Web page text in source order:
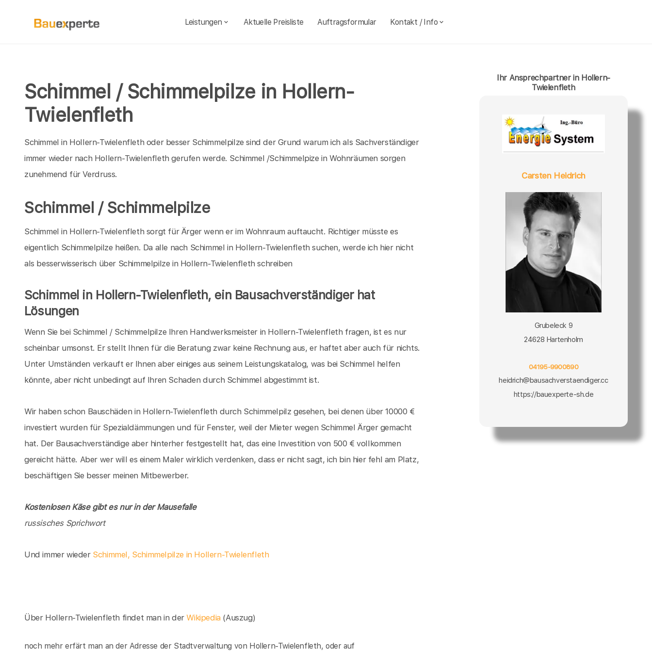
Leistungen Aktuelle Preisliste Auftragsformular Kontakt / Info
Schimmel / Schimmelpilze in Hollern-
Twielenfleth
Schimmel in Hollern-Twielenfleth oder besser Schimmelpilze sind der Grund warum ich als Sachverständiger
immer wieder nach Hollern-Twielenfleth gerufen werde. Schimmel /Schimmelpize in Wohnräumen sorgen
zunehmend für Verdruss.
Schimmel / Schimmelpilze
Schimmel in Hollern-Twielenfleth sorgt für Ärger wenn er im Wohnraum auftaucht. Richtiger müsste es
eigentlich Schimmelpilze heißen. Da alle nach Schimmel in Hollern-Twielenfleth suchen, werde ich hier nicht
als besserwisserisch über Schimmelpilze in Hollern-Twielenfleth schreiben
Schimmel in Hollern-Twielenfleth, ein Bausachverständiger hat
Lösungen
Wenn Sie bei Schimmel / Schimmelpilze Ihren Handwerksmeister in Hollern-Twielenfleth fragen, ist es nur
scheinbar umsonst. Er stellt Ihnen für die Beratung zwar keine Rechnung aus, er haftet aber auch für nichts.
Unter Umständen verkauft er Ihnen aber einiges aus seinem Leistungskatalog, was bei Schimmel helfen
könnte, aber nicht unbedingt auf Ihren Schaden durch Schimmel abgestimmt ist.
Wir haben schon Bauschäden in Hollern-Twielenfleth durch Schimmelpilz gesehen, bei denen über 10000 €
investiert wurden für Spezialdämmungen und für Fenster, weil der Mieter wegen Schimmel Ärger gemacht
hat. Der Bausachverständige aber hinterher festgestellt hat, das eine Investition von 500 € vollkommen
gereicht hätte. Aber wer will es einem Maler wirklich verdenken, dass er nicht sagt, ich bin hier fehl am Platz,
beschäftigen Sie besser meinen Mitbewerber.
Kostenlosen Käse gibt es nur in der Mausefalle
russisches Sprichwort
Und immer wieder Schimmel, Schimmelpilze in Hollern-Twielenfleth
Über Hollern-Twielenfleth findet man in derWikipedia (Auszug)
noch mehr erfärt man an der Adresse der Stadtverwaltung von Hollern-Twielenfleth, oder auf
Ihr Ansprechpartner in Hollern-
Twielenfleth
Carsten Heidrich
Grubeleck 9
24628 Hartenholm
04195-9900890
heidrich@bausachverstaendiger.cc
https://bauexperte-sh.de